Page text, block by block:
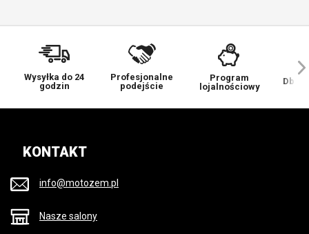
Wysyłka do 24
godzin
Profesjonalne
podejście
Program
lojalnościowy
KONTAKT
info@motozem.pl
Nasze salony